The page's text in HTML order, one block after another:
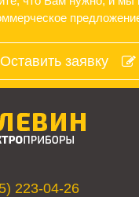
Оставить заявку
223-04-26